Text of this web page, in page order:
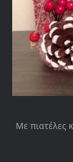
Με πιατέλες